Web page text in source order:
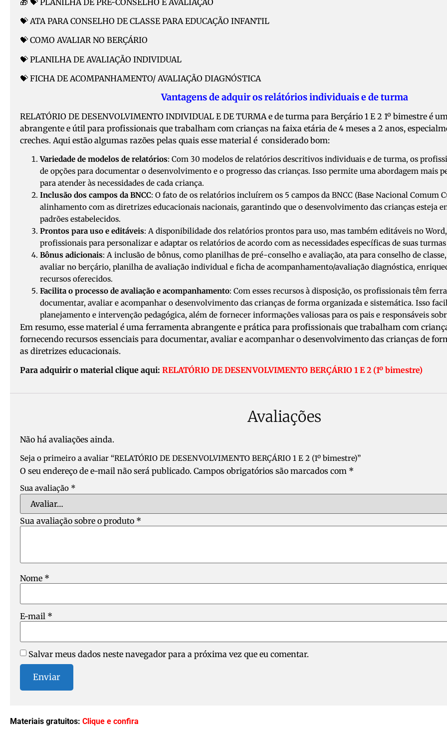
💝 ATA PARA CONSELHO DE CLASSE PARA EDUCAÇÃO INFANTIL
💝 COMO AVALIAR NO BERÇÁRIO
💝 PLANILHA DE AVALIAÇÃO INDIVIDUAL
💝 FICHA DE ACOMPANHAMENTO/ AVALIAÇÃO DIAGNÓSTICA
Vantagens de adquir os relátórios individuais e de turma
RELATÓRIO DE DESENVOLVIMENTO INDIVIDUAL E DE TURMA e de turma para Berçário 1 E 2 1º bimestre é
abrangente e útil para profissionais que trabalham com crianças na faixa etária de 4 meses a 2 anos,
creches. Aqui estão algumas razões pelas quais esse material é considerado bom:
Variedade de modelos de relatórios: Com 30 modelos de relatórios descritivos individuais e de turma, os
de opções para documentar o desenvolvimento e o progresso das crianças. Isso permite uma abordagem mais
para atender às necessidades de cada criança.
Inclusão dos campos da BNCC: O fato de os relatórios incluírem os 5 campos da BNCC (Base Nacional Comum
alinhamento com as diretrizes educacionais nacionais, garantindo que o desenvolvimento das crianças esteja
padrões estabelecidos.
Prontos para uso e editáveis: A disponibilidade dos relatórios prontos para uso, mas também editáveis no
profissionais para personalizar e adaptar os relatórios de acordo com as necessidades específicas de suas
Bônus adicionais: A inclusão de bônus, como planilhas de pré-conselho e avaliação, ata para conselho de
avaliar no berçário, planilha de avaliação individual e ficha de acompanhamento/avaliação diagnóstica,
recursos oferecidos.
Facilita o processo de avaliação e acompanhamento: Com esses recursos à disposição, os profissionais têm
documentar, avaliar e acompanhar o desenvolvimento das crianças de forma organizada e sistemática. Isso
planejamento e intervenção pedagógica, além de fornecer informações valiosas para os pais e responsáveis
Em resumo, esse material é uma ferramenta abrangente e prática para profissionais que trabalham com
fornecendo recursos essenciais para documentar, avaliar e acompanhar o desenvolvimento das crianças de
as diretrizes educacionais.
Para adquirir o material clique aqui: RELATÓRIO DE DESENVOLVIMENTO BERÇÁRIO 1 E 2 (1º bimestre)
Avaliações
Não há avaliações ainda.
Seja o primeiro a avaliar “RELATÓRIO DE DESENVOLVIMENTO BERÇÁRIO 1 E 2 (1º bimestre)”
O seu endereço de e-mail não será publicado. Campos obrigatórios são marcados com *
Sua avaliação *
Sua avaliação sobre o produto *
Nome *
E-mail *
Salvar meus dados neste navegador para a próxima vez que eu comentar.
Materiais gratuitos: Clique e confira